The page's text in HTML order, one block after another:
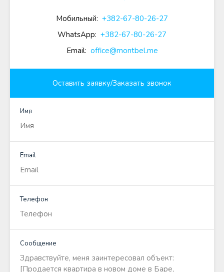
Мобильный: +382-67-80-26-27
WhatsApp: +382-67-80-26-27
Email: office@montbel.me
Оставить заявку/Заказать звонок
Имя
Email
Телефон
Сообщение